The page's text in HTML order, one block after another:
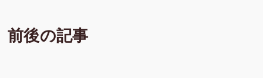
前後の記事